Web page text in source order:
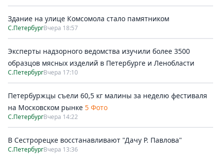
Здание на улице Комсомола стало памятником
С.ПетербургВчера 18:57
Эксперты надзорного ведомства изучили более 3500
образцов мясных изделий в Петербурге и Ленобласти
С.ПетербургВчера 17:10
Петербуржцы съели 60,5 кг малины за неделю фестиваля
на Московском рынке 5 Фото
С.ПетербургВчера 14:22
В Сестрорецке восстанавливают "Дачу Р. Павлова"
С.ПетербургВчера 13:36